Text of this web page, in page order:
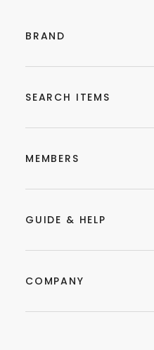
BRAND
SEARCH ITEMS
MEMBERS
GUIDE & HELP
COMPANY